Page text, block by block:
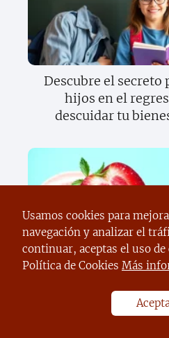
Descubre el secreto
hijos en el
descuidar tu
Descubre el
vida
Usamos cookies para
navegación y analizar el
continuar, aceptas el uso
Política de Cookies Más